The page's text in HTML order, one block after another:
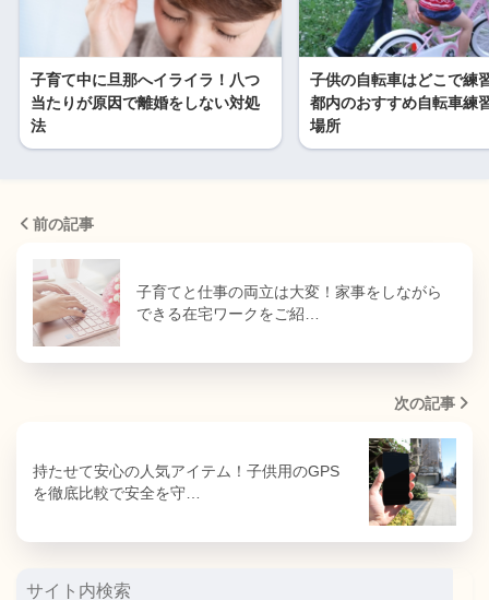
子育て中に旦那へイライラ！八つ
当たりが原因で離婚をしない対処
法
子供の自転車はどこで練
都内のおすすめ自転車練
場所
前の記事
子育てと仕事の両立は大変！家事をしながら
できる在宅ワークをご紹…
次の記事
持たせて安心の人気アイテム！子供用のGPS
を徹底比較で安全を守…